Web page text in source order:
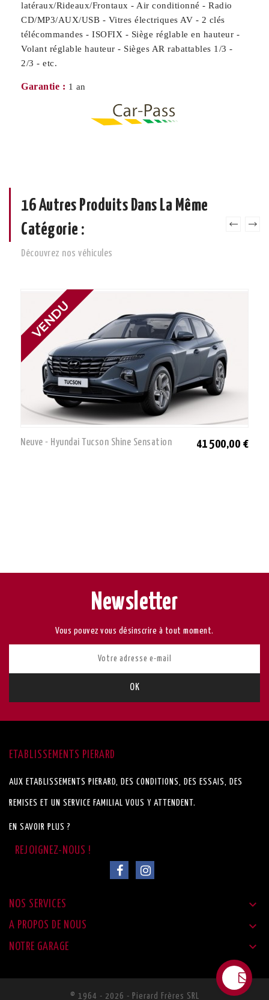
latéraux/Rideaux/Frontaux - Air conditionné - Radio
CD/MP3/AUX/USB - Vitres électriques AV - 2 clés
télécommandes - ISOFIX - Siège réglable en hauteur -
Volant réglable hauteur - Sièges AR rabattables 1/3 -
2/3 - etc.
Garantie : 1 an
16 Autres Produits Dans La Même
Catégorie :
Découvrez nos véhicules
Neuve - Hyundai Tucson Shine Sensation 41 500,00 €
Newsletter
Vous pouvez vous désinscrire à tout moment.
ETABLISSEMENTS PIERARD
AUX ETABLISSEMENTS PIERARD, DES CONDITIONS, DES ESSAIS, DES
REMISES ET UN SERVICE FAMILIAL VOUS Y ATTENDENT.
EN SAVOIR PLUS ?
NOS SERVICES 
A PROPOS DE NOUS 
NOTRE GARAGE 
© 1964 - 2026 - Pierard Frères SRL